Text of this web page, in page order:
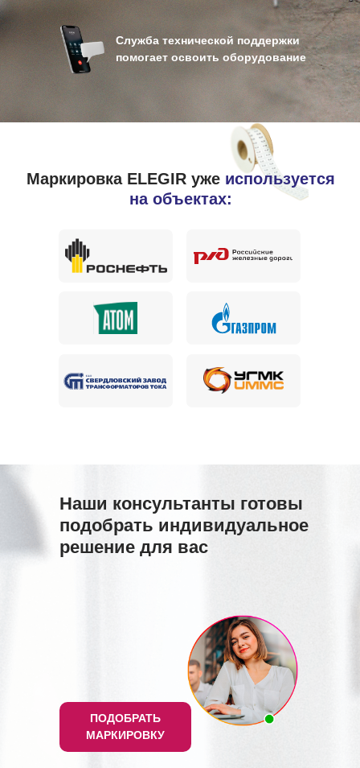
Служба технической поддержки
помогает освоить оборудование
Маркировка ELEGIR уже используется
на объектах:
Наши консультанты готовы
подобрать индивидуальное
решение для вас
ПОДОБРАТЬ
МАРКИРОВКУ